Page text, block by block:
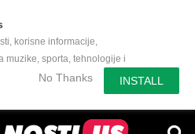
korisne informacije,
muzike, sporta, tehnologije i
No Thanks INSTALL